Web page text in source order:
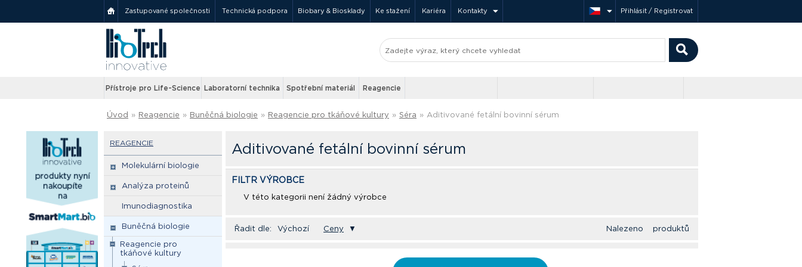
Zastupované společnosti Technická podpora Biobary & Biosklady Ke stažení Kariéra Kontakty Přihlásit / Registrovat
Přístroje pro Life-Science Laboratorní technika Spotřební materiál Reagencie
Úvod » Reagencie » Buněčná biologie » Reagencie pro tkáňové kultury » Séra » Aditivované fetální bovinní sérum
REAGENCIE
Molekulární biologie
Analýza proteinů
Imunodiagnostika
Buněčná biologie
Reagencie pro
tkáňové kultury
Aditivované fetální bovinní sérum
FILTR VÝROBCE
V této kategorii není žádný výrobce
Řadit dle: Výchozí Ceny ▼ Nalezeno produktů